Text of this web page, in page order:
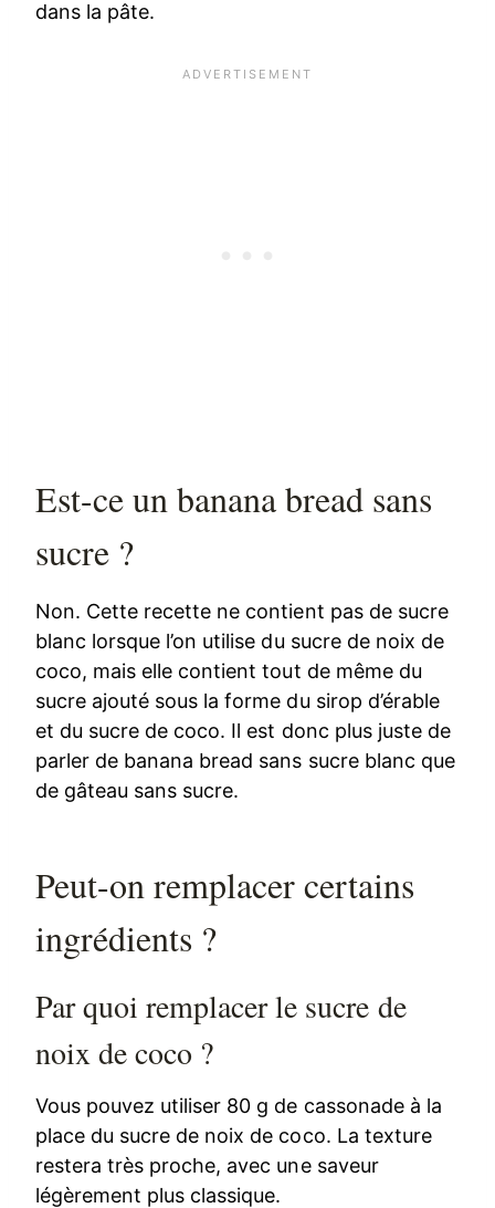
dans la pâte.
Est-ce un banana bread sans
sucre ?
Non. Cette recette ne contient pas de sucre
blanc lorsque l’on utilise du sucre de noix de
coco, mais elle contient tout de même du
sucre ajouté sous la forme du sirop d’érable
et du sucre de coco. Il est donc plus juste de
parler de banana bread sans sucre blanc que
de gâteau sans sucre.
Peut-on remplacer certains
ingrédients ?
Par quoi remplacer le sucre de
noix de coco ?
Vous pouvez utiliser 80 g de cassonade à la
place du sucre de noix de coco. La texture
restera très proche, avec une saveur
légèrement plus classique.